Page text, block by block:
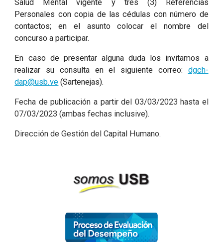
Salud Mental vigente y tres (3) Referencias
Personales con copia de las cédulas con número de
contactos; en el asunto colocar el nombre del
concurso a participar.
En caso de presentar alguna duda los invitamos a
realizar su consulta en el siguiente correo: dgch-
dap@usb.ve (Sartenejas).
Fecha de publicación a partir del 03/03/2023 hasta el
07/03/2023 (ambas fechas inclusive).
Dirección de Gestión del Capital Humano.